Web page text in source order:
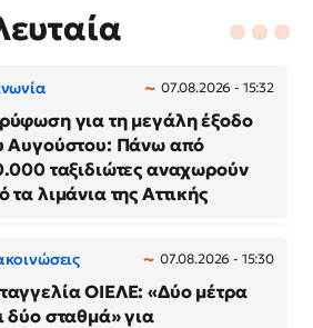
07.08.2026 - 15:32
για τη μεγάλη έξοδο
Αυγούστου: Πάνω από
ταξιδιώτες αναχωρούν
τα λιμάνια της Αττικής
07.08.2026 - 15:30
ΟΙΕΛΕ: «Δύο μέτρα
δύο σταθμά» για